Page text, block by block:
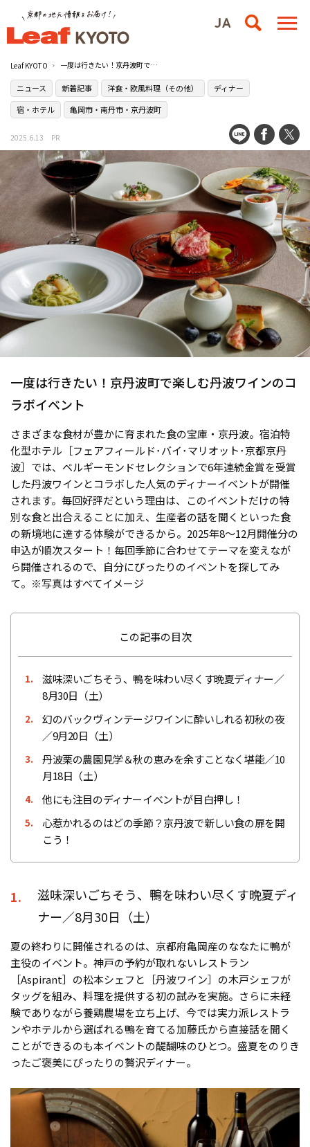
Leaf KYOTO 一度は行きたい！京丹波町で楽しむ丹波ワインのコラボイベント
ニュース 新着記事 洋食・欧風料理（その他）
ディナー
宿・ホテル
亀岡市・南丹市・京丹波町
2025.6.13 PR
一度は行きたい！京丹波町で楽しむ丹波ワインのコ
ラボイベント
さまざまな食材が豊かに育まれた食の宝庫・京丹波。宿泊特
化型ホテル［フェアフィールド･バイ･マリオット･京都京丹
波］では、ベルギーモンドセレクションで6年連続金賞を受賞
した丹波ワインとコラボした人気のディナーイベントが開催
されます。毎回好評だという理由は、このイベントだけの特
別な食と出合えることに加え、生産者の話を聞くといった食
の新境地に達する体験ができるから。2025年8～12月開催分の
申込が順次スタート！毎回季節に合わせてテーマを変えなが
ら開催されるので、自分にぴったりのイベントを探してみ
て。※写真はすべてイメージ
この記事の目次
1.
滋味深いごちそう、鴨を味わい尽くす晩夏ディナー／
8月30日（土）
2.
幻のバックヴィンテージワインに酔いしれる初秋の夜
／9月20日（土）
3.
丹波栗の農園見学＆秋の恵みを余すことなく堪能／10
月18日（土）
4. 他にも注目のディナーイベントが目白押し！
5.
心惹かれるのはどの季節？京丹波で新しい食の扉を開
こう！
1.
滋味深いごちそう、鴨を味わい尽くす晩夏ディ
ナー／8月30日（土）
夏の終わりに開催されるのは、京都府亀岡産のななたに鴨が
主役のイベント。神戸の予約が取れないレストラン
［Aspirant］の松本シェフと［丹波ワイン］の木戸シェフが
タッグを組み、料理を提供する初の試みを実施。さらに未経
験でありながら養鶏農場を立ち上げ、今では実力派レストラ
ンやホテルから選ばれる鴨を育てる加藤氏から直接話を聞く
ことができるのも本イベントの醍醐味のひとつ。盛夏をのりき
ったご褒美にぴったりの贅沢ディナー。